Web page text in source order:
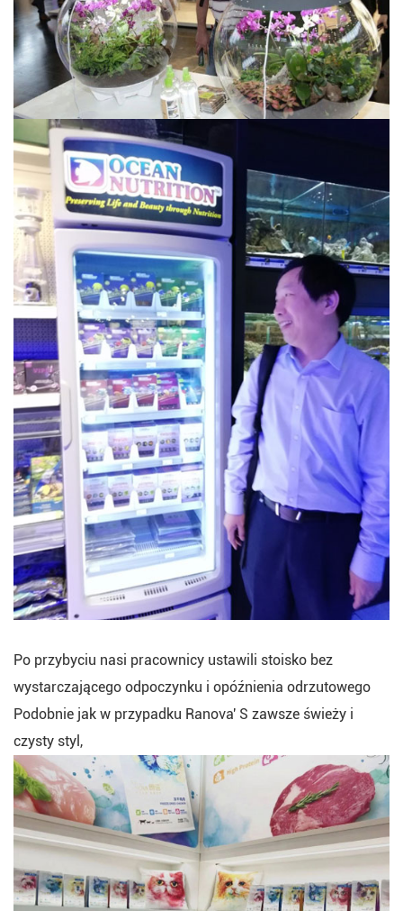
Po przybyciu nasi pracownicy ustawili stoisko bez
wystarczającego odpoczynku i opóźnienia odrzutowego
Podobnie jak w przypadku Ranova' S zawsze świeży i
czysty styl,